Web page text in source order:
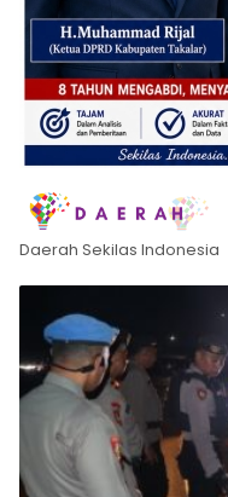
Daerah Sekilas Indonesia